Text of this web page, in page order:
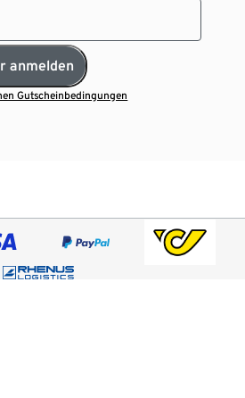
anmelden
Gutscheinbedingungen